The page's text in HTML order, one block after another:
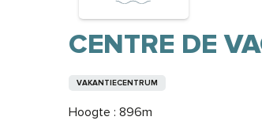
CENTRE DE
VAKANTIECENTRUM
Hoogte : 896m